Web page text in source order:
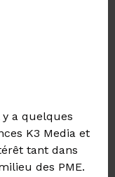
a quelques
K3 Media et
tant dans
des PME.